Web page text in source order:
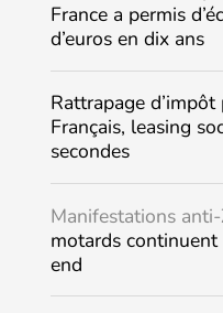
France a permis
d’euros en dix ans
Rattrapage
Français, leasing
secondes
Manifestations anti-
motards
end